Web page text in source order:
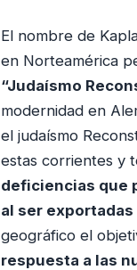
El nombre de
en Norteamérica
“Judaísmo
modernidad en
el judaísmo
estas corrientes y
deficiencias que
al ser
geográfico el
respuesta a las